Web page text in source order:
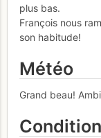
plus bas.
François nous
son habitude!
Météo
Grand beau!